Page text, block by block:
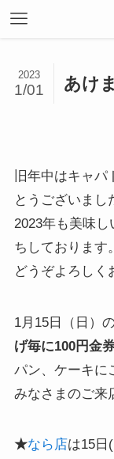
あけ
2023
1/01
旧年中はキャ
とうございまし
2023年も美味
ちしております。
どうぞよろしく
1月15日（日）
げ毎に100円金
パン、ケーキに
みなさまのご来
★なら店は15日